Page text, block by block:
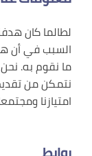
لطالما كان
السبب في أن
ما نقوم به.
نتمكن من
امتيازنا